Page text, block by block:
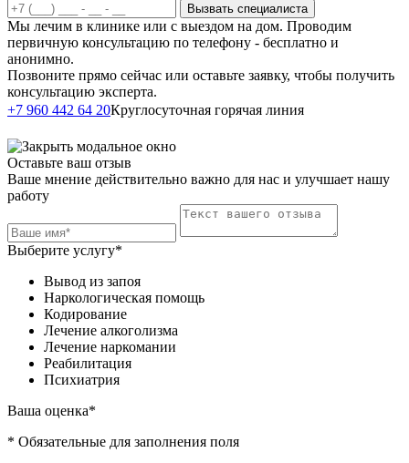
Вызвать специалиста
Мы лечим в клинике или с выездом на дом. Проводим
первичную консультацию по телефону - бесплатно и
анонимно.
Позвоните прямо сейчас или оставьте заявку, чтобы получить
консультацию эксперта.
+7 960 442 64 20Круглосуточная горячая линия
Оставьте ваш отзыв
Ваше мнение действительно важно для нас и улучшает нашу
работу
Выберите услугу*
Вывод из запоя
Наркологическая помощь
Кодирование
Лечение алкоголизма
Лечение наркомании
Реабилитация
Психиатрия
Ваша оценка*
* Обязательные для заполнения поля